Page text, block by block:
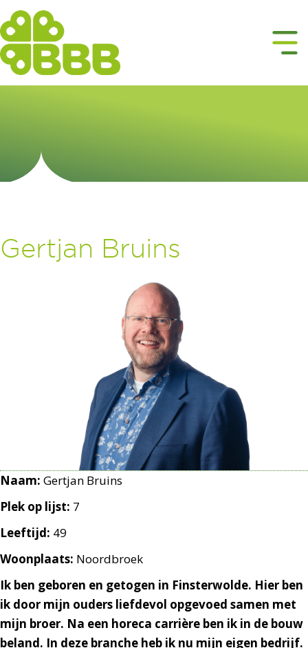
Gertjan Bruins
Ik ben geboren en getogen in Finsterwolde. Hier ben
ik door mijn ouders liefdevol opgevoed samen met
mijn broer. Na een horeca carrière ben ik in de bouw
beland. In deze branche heb ik nu mijn eigen bedrijf.
Naam: Gertjan Bruins
Plek op lijst: 7
Leeftijd: 49
Woonplaats: Noordbroek